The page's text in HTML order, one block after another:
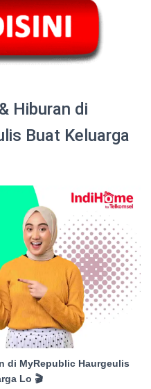
Hiburan di
Buat Keluarga
di MyRepublic Haurgeulis
Lo 🎬